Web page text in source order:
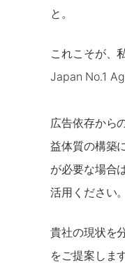
と。
これこそが、
Japan No.1
広告依存から
益体質の構築
が必要な場合
活用ください。
貴社の現状を
をご提案します